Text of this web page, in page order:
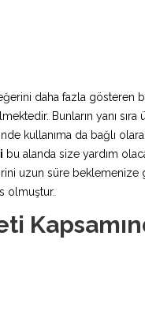
daha fazla gösteren
Bunların yanı
kullanıma da bağlı
bu alanda size yardım
uzun süre beklemenize
olmuştur.